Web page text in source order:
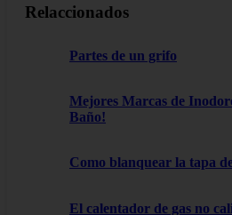
Relaccionados
Partes de un grifo
Mejores Marcas de
Baño!
Como blanquear la tapa
El calentador de gas no